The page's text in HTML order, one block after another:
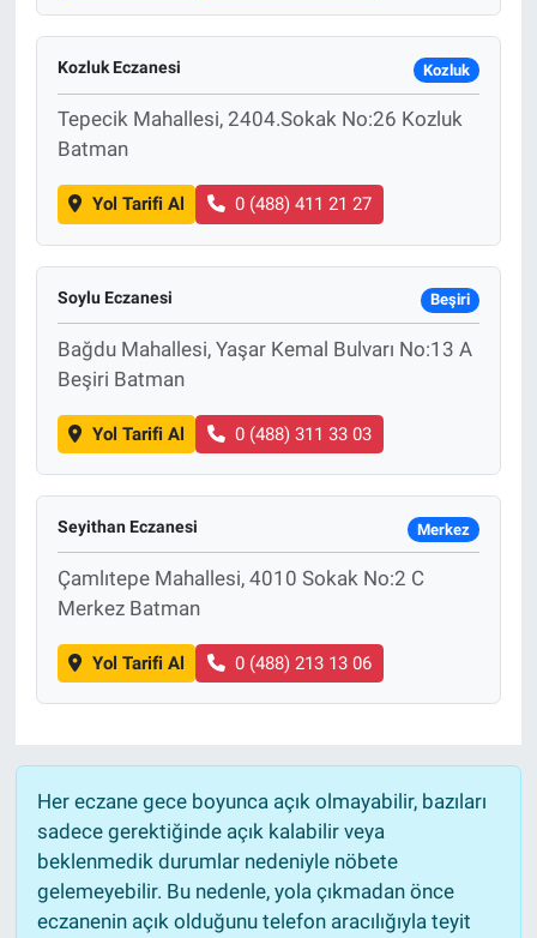
Kozluk Eczanesi Kozluk
Tepecik Mahallesi, 2404.Sokak No:26 Kozluk
Batman
Yol Tarifi Al 0 (488) 411 21 27
Soylu Eczanesi Beşiri
Bağdu Mahallesi, Yaşar Kemal Bulvarı No:13 A
Beşiri Batman
Yol Tarifi Al 0 (488) 311 33 03
Seyithan Eczanesi Merkez
Çamlıtepe Mahallesi, 4010 Sokak No:2 C
Merkez Batman
Yol Tarifi Al 0 (488) 213 13 06
Her eczane gece boyunca açık olmayabilir, bazıları
sadece gerektiğinde açık kalabilir veya
beklenmedik durumlar nedeniyle nöbete
gelemeyebilir. Bu nedenle, yola çıkmadan önce
eczanenin açık olduğunu telefon aracılığıyla teyit